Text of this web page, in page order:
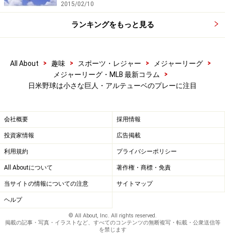
2015/02/10
ランキングをもっと見る
All About > 趣味 > スポーツ・レジャー > メジャーリーグ
>
メジャーリーグ・MLB 最新コラム
>
日米野球は小さな巨人・アルテューベのプレーに注目
会社概要 採用情報
投資家情報 広告掲載
利用規約 プライバシーポリシー
All Aboutについて 著作権・商標・免責
当サイトの情報についての注意 サイトマップ
ヘルプ
© All About, Inc. All rights reserved.
掲載の記事・写真・イラストなど、すべてのコンテンツの無断複写・転載・公衆送信等
を禁じます